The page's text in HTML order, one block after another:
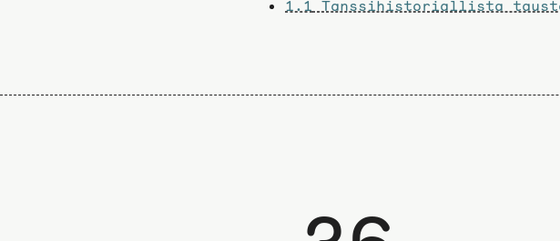
1.1 Tanssihistoriallista